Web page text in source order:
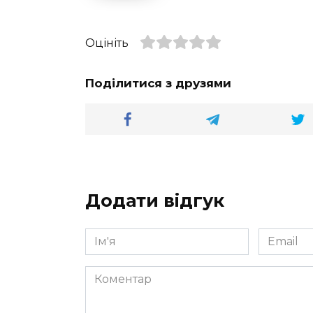
Оцініть
Поділитися з друзями
Додати відгук
Ім'я
*
Email
*
Коментар